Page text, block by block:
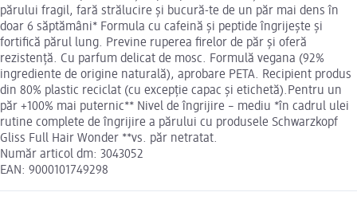
părului fragil, fară strălucire și bucură-te de un păr mai dens în
doar 6 săptămâni* Formula cu cafeină și peptide îngrijește și
fortifică părul lung. Previne ruperea firelor de păr și oferă
rezistență. Cu parfum delicat de mosc. Formulă vegana (92%
ingrediente de origine naturală), aprobare PETA. Recipient produs
din 80% plastic reciclat (cu excepție capac și etichetă).Pentru un
păr +100% mai puternic** Nivel de îngrijire – mediu *în cadrul ulei
rutine complete de îngrijire a părului cu produsele Schwarzkopf
Gliss Full Hair Wonder **vs. păr netratat.
Număr articol dm: 3043052
EAN: 9000101749298